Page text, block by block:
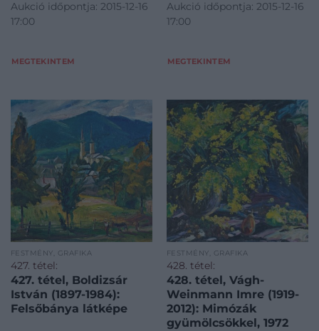
Aukció időpontja: 2015-12-16
17:00
MEGTEKINTEM
Aukció időpontja: 2015-12-16
17:00
MEGTEKINTEM
FESTMÉNY, GRAFIKA
427. tétel:
427. tétel, Boldizsár
István (1897-1984):
Felsőbánya látképe
FESTMÉNY, GRAFIKA
428. tétel:
428. tétel, Vágh-
Weinmann Imre (1919-
2012): Mimózák
gyümölcsökkel, 1972